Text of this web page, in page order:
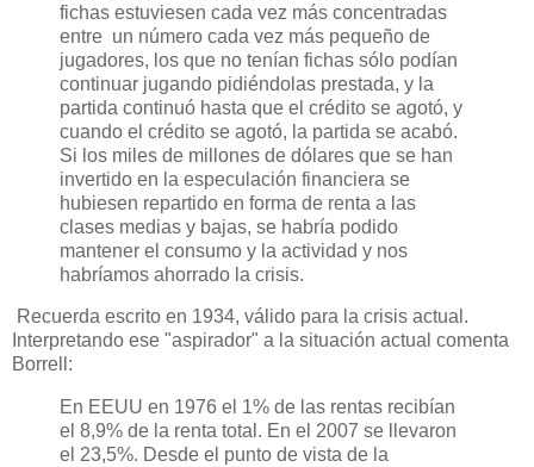
fichas estuviesen cada vez más concentradas
entre un número cada vez más pequeño de
jugadores, los que no tenían fichas sólo podían
continuar jugando pidiéndolas prestada, y la
partida continuó hasta que el crédito se agotó, y
cuando el crédito se agotó, la partida se acabó.
Si los miles de millones de dólares que se han
invertido en la especulación financiera se
hubiesen repartido en forma de renta a las
clases medias y bajas, se habría podido
mantener el consumo y la actividad y nos
habríamos ahorrado la crisis.
Recuerda escrito en 1934, válido para la crisis actual.
Interpretando ese "aspirador" a la situación actual comenta
Borrell:
En EEUU en 1976 el 1% de las rentas recibían
el 8,9% de la renta total. En el 2007 se llevaron
el 23,5%. Desde el punto de vista de la